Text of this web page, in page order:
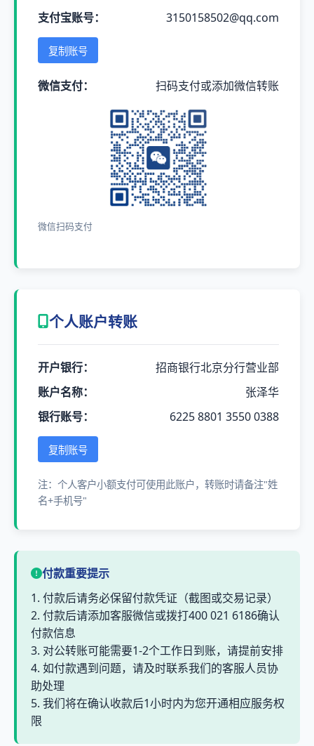
支付宝账号： 3150158502@qq.com
复制账号
微信支付： 扫码支付或添加微信转账
微信扫码支付
个人账户转账
开户银行：
招商银行北京分行营业部
账户名称：
张泽华
银行账号：
6225 8801 3550 0388
复制账号
注：个人客户小额支付可使用此账户，转账时请备注"姓
名+手机号"
付款重要提示
1. 付款后请务必保留付款凭证（截图或交易记录）
2. 付款后请添加客服微信或拨打400 021 6186确认
付款信息
3. 对公转账可能需要1-2个工作日到账，请提前安排
4. 如付款遇到问题，请及时联系我们的客服人员协
助处理
5. 我们将在确认收款后1小时内为您开通相应服务权
限